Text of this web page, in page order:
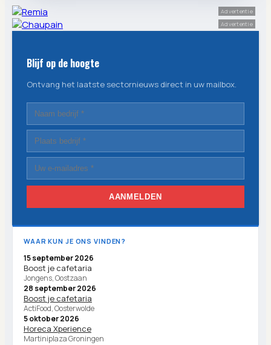
Advertentie
Advertentie
Blijf op de hoogte
Ontvang het laatste sectornieuws direct in uw mailbox.
AANMELDEN
WAAR KUN JE ONS VINDEN?
15 september 2026
Boost je cafetaria
Jongens, Oostzaan
28 september 2026
Boost je cafetaria
ActiFood, Oosterwolde
5 oktober 2026
Horeca Xperience
Martiniplaza Groningen